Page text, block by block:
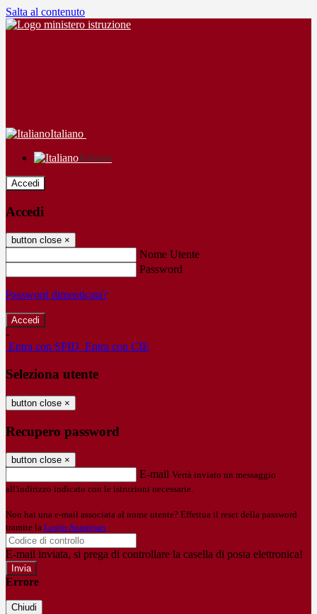
Salta al contenuto
Italiano
Italiano
Accedi
Accedi
button close ×
Nome Utente
Password
Password dimenticata?
-
Entra con SPID Entra con CIE
Seleziona utente
button close ×
Recupero password
button close ×
E-mail Verrà inviato un messaggio
all'indirizzo indicato con le istruzioni necessarie.
Non hai una e-mail associata al nome utente? Effettua il reset della password
tramite la Login Spaggiari
E-mail inviata, si prega di controllare la casella di posta elettronica!
Errore
Chiudi